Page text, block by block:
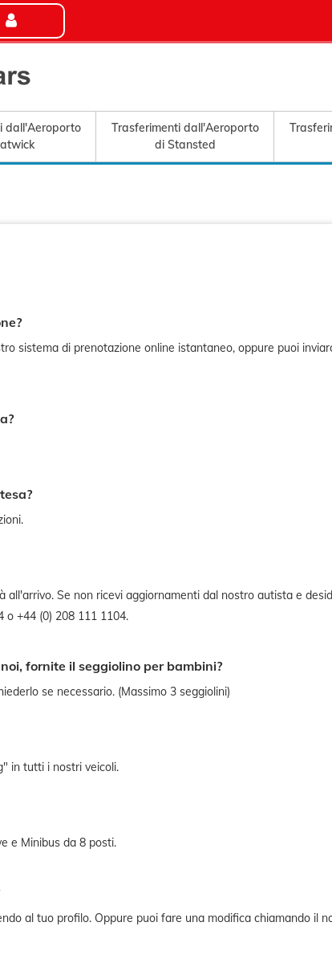
dall'Aeroporto
Trasferimenti dall'Aeroporto
di Stansted
sistema di prenotazione online istantaneo, oppure puoi
all'arrivo. Se non ricevi aggiornamenti dal nostro autista e
o +44 (0) 208 111 1104.
fornite il seggiolino per bambini?
se necessario. (Massimo 3 seggiolini)
in tutti i nostri veicoli.
e Minibus da 8 posti.
al tuo profilo. Oppure puoi fare una modifica chiamando il